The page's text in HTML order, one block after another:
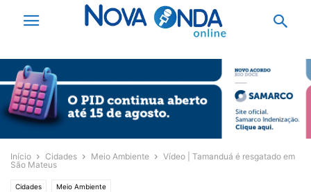
Início Cidades Meio Ambiente
Vídeo | Tamanduá é resgatado em
São Mateus
Cidades Meio Ambiente